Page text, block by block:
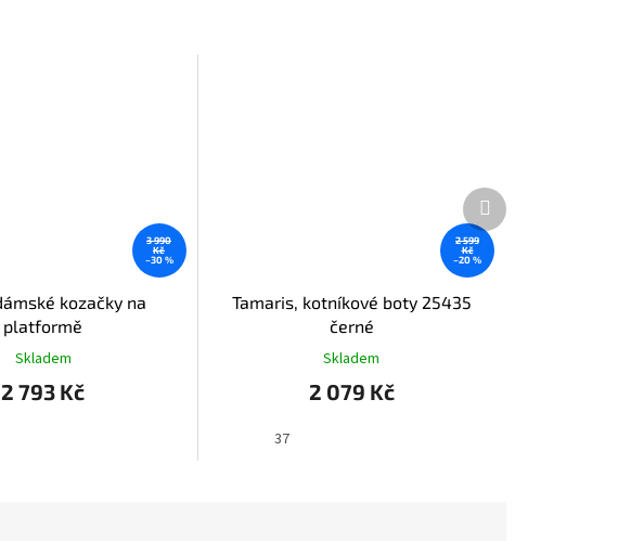
3 990
Kč
–30 %
kozačky na
platformě
Skladem
2 793 Kč
2 599
Kč
–20 %
Tamaris, kotníkové boty 25435
černé
Skladem
2 079 Kč
37
Další
produkt